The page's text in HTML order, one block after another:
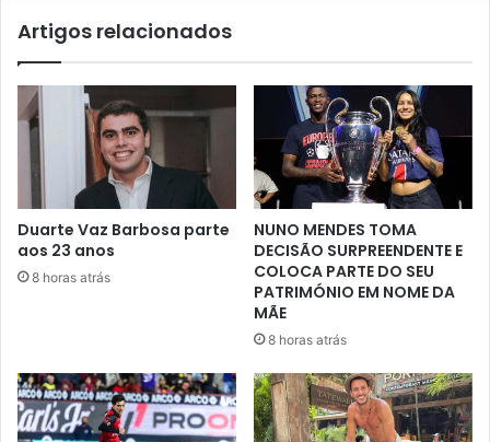
Artigos relacionados
Duarte Vaz Barbosa parte
aos 23 anos
8 horas atrás
NUNO MENDES TOMA
DECISÃO SURPREENDENTE E
COLOCA PARTE DO SEU
PATRIMÓNIO EM NOME DA
MÃE
8 horas atrás